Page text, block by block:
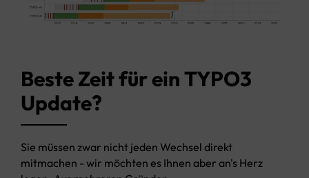
Beste Zeit für ein TYPO3
Update?
Sie müssen zwar nicht jeden Wechsel direkt
mitmachen - wir möchten es Ihnen aber an's Herz